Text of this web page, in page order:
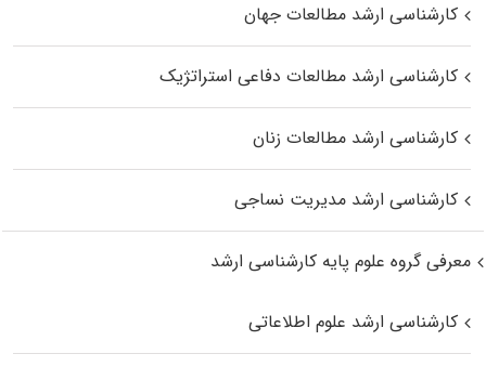
کارشناسی ارشد مطالعات جهان
کارشناسی ارشد مطالعات دفاعی استراتژیک
کارشناسی ارشد مطالعات زنان
کارشناسی ارشد مدیریت نساجی
معرفی گروه علوم پایه کارشناسی ارشد
کارشناسی ارشد علوم اطلاعاتی